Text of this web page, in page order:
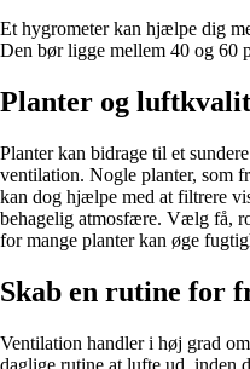
Et hygrometer kan hjælpe dig
Den bør ligge mellem 40 og 60
Planter og
Planter kan bidrage til et
ventilation. Nogle planter, som
kan dog hjælpe med at filtrere
behagelig atmosfære. Vælg få,
for mange planter kan øge
Skab en rutine for
Ventilation handler i høj grad
daglige rutine at lufte ud, inden